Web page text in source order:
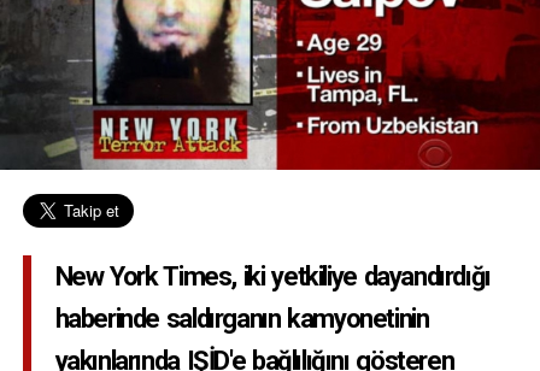
New York Times, iki yetkiliye dayandırdığı
haberinde saldırganın kamyonetinin
yakınlarında IŞİD'e bağlılığını gösteren